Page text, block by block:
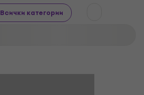
Всички категории